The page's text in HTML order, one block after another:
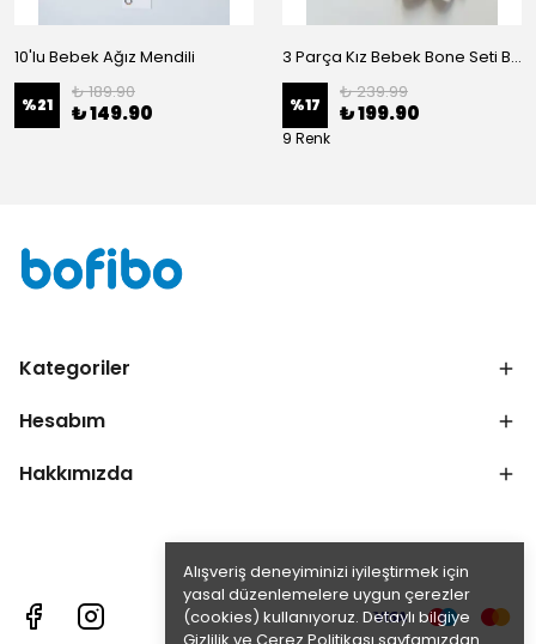
Alışveriş deneyiminizi iyileştirmek için
yasal düzenlemelere uygun çerezler
(cookies) kullanıyoruz. Detaylı bilgiye
10'lu Bebek Ağız Mendili
%21
₺ 189.90
₺ 149.90
3 Parça Kız Bebek Bone Seti BN02 - Beyaz
%17
₺ 239.99
₺ 199.90
9 Renk
Kategoriler
Hesabım
Hakkımızda